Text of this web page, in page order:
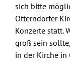
sich bitte
Otterndorfer
Konzerte statt.
groß sein
in der Kirche in